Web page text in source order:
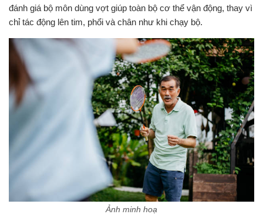
đánh giá bộ môn dùng vợt giúp toàn bộ cơ thể vận động, thay vì
chỉ tác động lên tim, phổi và chân như khi chạy bộ.
Ảnh minh hoạ